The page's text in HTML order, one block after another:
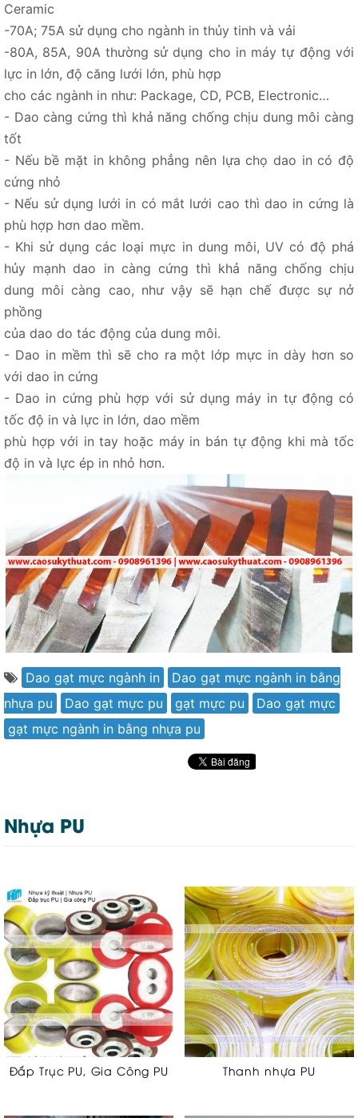
Ceramic
-70A; 75A sử dụng cho ngành in thủy tinh và vải
-80A, 85A, 90A thường sử dụng cho in máy tự động với
lực in lớn, độ căng lưới lớn, phù hợp
cho các ngành in như: Package, CD, PCB, Electronic…
- Dao càng cứng thì khả năng chống chịu dung môi càng
tốt
- Nếu bề mặt in không phẳng nên lựa chọ dao in có độ
cứng nhỏ
- Nếu sử dụng lưới in có mắt lưới cao thì dao in cứng là
phù hợp hơn dao mềm.
- Khi sử dụng các loại mực in dung môi, UV có độ phá
hủy mạnh dao in càng cứng thì khả năng chống chịu
dung môi càng cao, như vậy sẽ hạn chế được sự nở
phồng
của dao do tác động của dung môi.
- Dao in mềm thì sẽ cho ra một lớp mực in dày hơn so
với dao in cứng
- Dao in cứng phù hợp với sử dụng máy in tự động có
tốc độ in và lực in lớn, dao mềm
phù hợp với in tay hoặc máy in bán tự động khi mà tốc
độ in và lực ép in nhỏ hơn.
Dao gạt mực ngành in
Dao gạt mực ngành in bằng
nhựa pu
Dao gạt mực pu gạt mực pu
Dao gạt mực
gạt mực ngành in bằng nhựa pu
Nhựa PU
Đắp Trục PU, Gia Công PU Thanh nhựa PU